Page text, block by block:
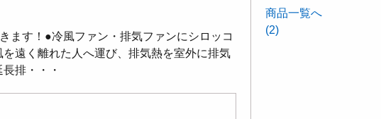
ます！●冷風ファン・排気ファンにシロッコ
遠く離れた人へ運び、排気熱を室外に排気
排・・・
商品一覧へ
(2)